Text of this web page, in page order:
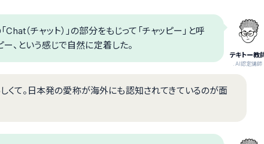
テキトー教
.AI認定講師
（チャット）」の部分をもじって「チャッピー」と呼
、という感じで自然に定着した。
くて。日本発の愛称が海外にも認知されてきているのが面